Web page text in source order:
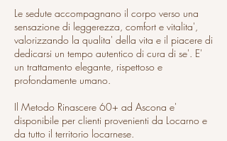
Le sedute accompagnano il corpo verso una
sensazione di leggerezza, comfort e vitalita',
valorizzando la qualita' della vita e il piacere di
dedicarsi un tempo autentico di cura di se'. E'
un trattamento elegante, rispettoso e
profondamente umano.
Il Metodo Rinascere 60+ ad Ascona e'
disponibile per clienti provenienti da Locarno e
da tutto il territorio locarnese.